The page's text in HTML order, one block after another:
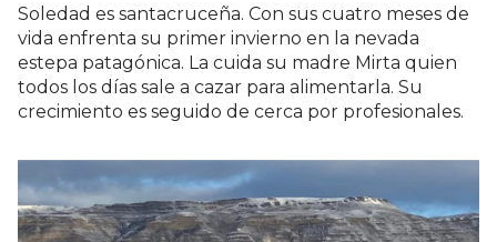
Soledad es santacruceña. Con sus cuatro meses de
vida enfrenta su primer invierno en la nevada
estepa patagónica. La cuida su madre Mirta quien
todos los días sale a cazar para alimentarla. Su
crecimiento es seguido de cerca por profesionales.